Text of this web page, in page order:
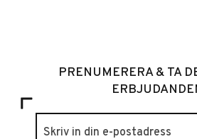
PRENUMERERA & TA